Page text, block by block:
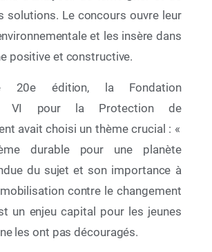
12 Juin 2026
de deux initiatives éducatives
La Fondation Mohammed VI
de l’Environnement célèbre la
de l’Océan 2026
solutions. Le concours ouvre leur
et les insère dans
positive et constructive.
20e édition, la Fondation
VI pour la Protection de
avait choisi un thème crucial : «
durable pour une planète
du sujet et son importance à
mobilisation contre le changement
un enjeu capital pour les jeunes
les ont pas découragés.